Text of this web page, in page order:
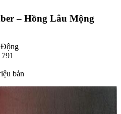
– Hồng Lâu Mộng
Động
bản